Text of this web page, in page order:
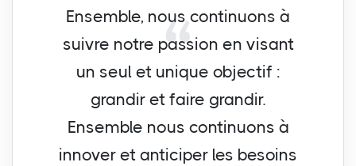
Ensemble, nous continuons à
suivre notre passion en visant
un seul et unique objectif :
grandir et faire grandir.
Ensemble nous continuons à
innover et anticiper les besoins